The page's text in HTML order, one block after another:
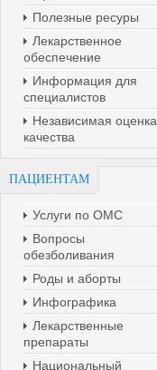
Полезные ресуры
Лекарственное
обеспечение
Информация для
специалистов
Независимая оценка
качества
ПАЦИЕНТАМ
Услуги по ОМС
Вопросы
обезболивания
Роды и аборты
Инфографика
Лекарственные
препараты
Национальный